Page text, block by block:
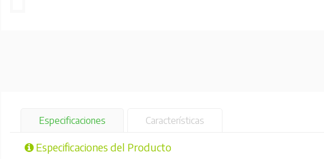
Especificaciones Características
Especificaciones del Producto